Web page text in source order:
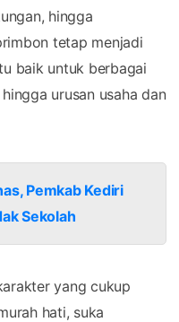
hingga
tetap menjadi
baik untuk berbagai
urusan usaha dan
Pemkab Kediri
Sekolah
yang cukup
hati, suka